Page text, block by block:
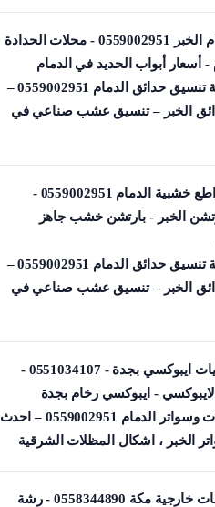
حداد الدمام الخبر 0559002951 - محلات الحدادة
أسعار أبواب الحديد في الدمام
شركة تنسيق حدائق الدمام 0559002951 –
الخبر – تنسيق عشب صناعي في
تفصيل قواطع خشبية الدمام 0559002951 -
الخبر - بارتشن خشب جاهز
شركة تنسيق حدائق الدمام 0559002951 –
الخبر – تنسيق عشب صناعي في
دهان ارضيات ايبوكسي بجدة - 0551034107 -
- ايبوكسي رخام بجدة
مظلات وسواتر الدمام 0559002951 – احدث
الخبر ، اشكال المظلات الشرقية
دهان واجهات خارجية مكة 0558344890 - رشة